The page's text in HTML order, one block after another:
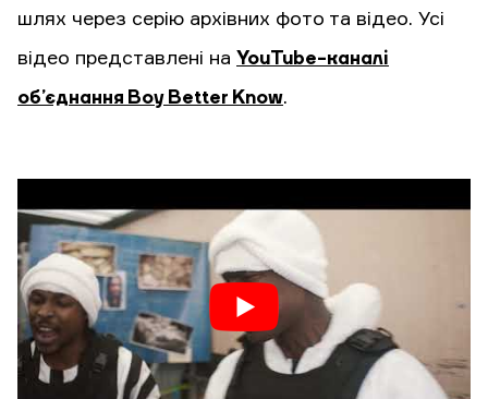
шлях через серію архівних фото та відео. Усі
відео представлені на YouTube-каналі
об’єднання Boy Better Know.